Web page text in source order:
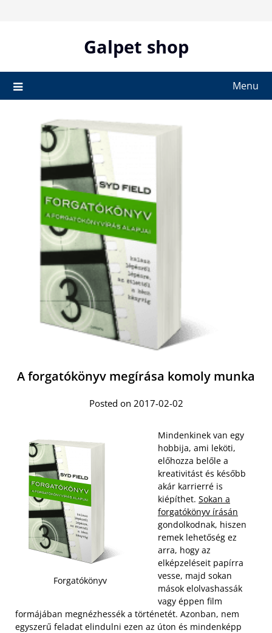
Galpet shop
Menu
A forgatókönyv megírása komoly munka
Posted on 2017-02-02
Forgatókönyv
Mindenkinek van egy
hobbija, ami leköti,
előhozza belőle a
kreativitást és később
akár karrierré is
kiépíthet. Sokan a
forgatókönyv írásán
gondolkodnak, hiszen
remek lehetőség ez
arra, hogy az
elképzeléseit papírra
vesse, majd sokan
mások elolvashassák
vagy éppen film
formájában megnézhessék a történetét. Azonban, nem
egyszerű feladat elindulni ezen az úton és mindenképp